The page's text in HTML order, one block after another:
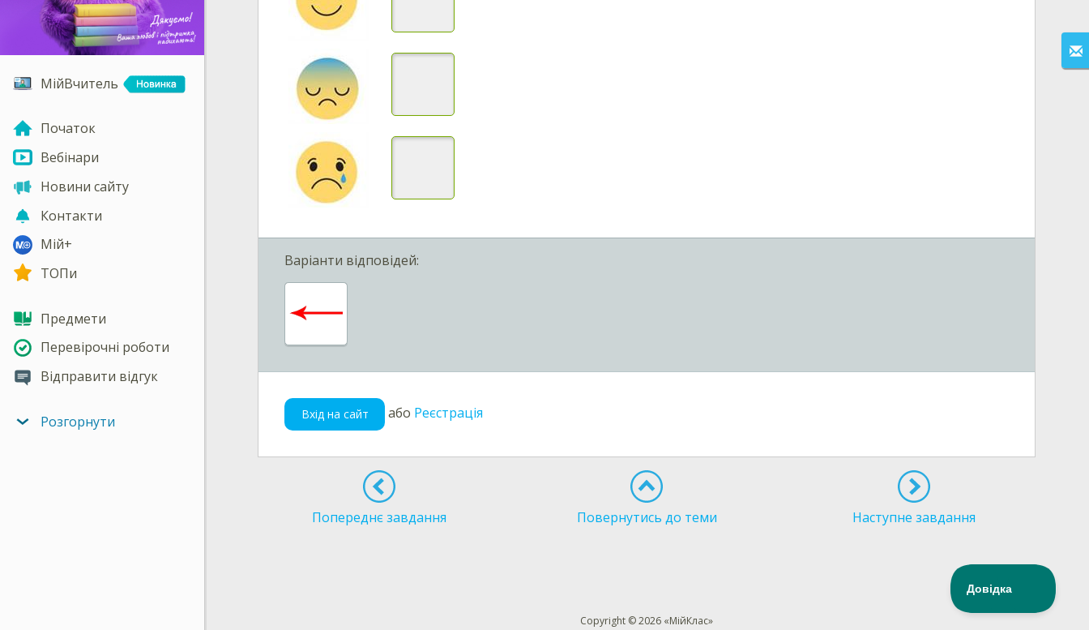
МійВчитель
Початок
Вебінари
Новини сайту
Контакти
Мій+
ТОПи
Предмети
Перевірочні роботи
Відправити відгук
Розгорнути
Варіанти відповідей:
Вхід на сайт або Реєстрація
Попереднє завдання Повернутись до теми Наступне завдання
Copyright © 2026 «МійКлас»